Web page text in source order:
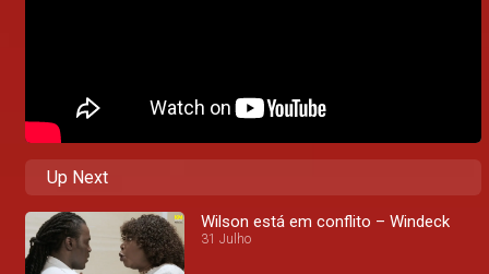
Up Next
Wilson está em conflito – Windeck
31 Julho